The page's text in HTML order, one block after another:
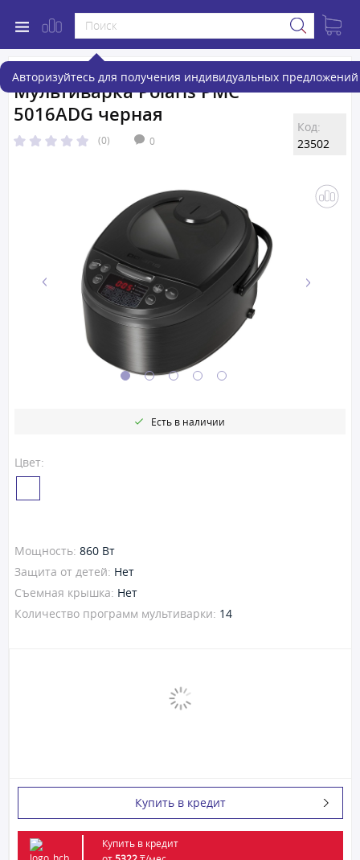
Авторизуйтесь для получения индивидуальных предложений
Мультиварка Polaris PMC
5016ADG черная
(0) 0
Код:
23502
Цвет:
Есть в наличии
Мощность: 860 Вт
Защита от детей: Нет
Съемная крышка: Нет
Количество программ мультиварки: 14
Купить в кредит
Купить в кредит